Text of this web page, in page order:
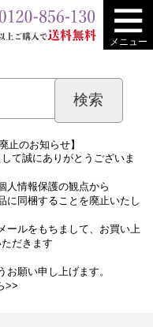
メニュー
止のお知らせ】
て誠にありがとうございま
人情報保護の観点から
に同梱することを廃止いたし
ールをもちまして、お買い上
だきます
お願い申し上げます。
>>